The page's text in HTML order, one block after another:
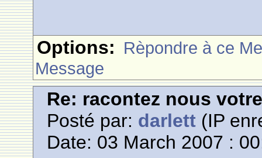
Options: Rèpondre à ce
Message
Re: racontez nous
Posté par: darlett (IP
Date: 03 March 2007 :